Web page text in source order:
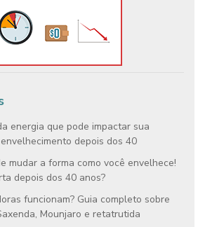
energia que pode impactar sua
depois dos 40
mudar a forma como você envelhece!
depois dos 40 anos?
funcionam? Guia completo sobre
Mounjaro e retatrutida